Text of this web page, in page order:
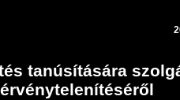
tanúsítására